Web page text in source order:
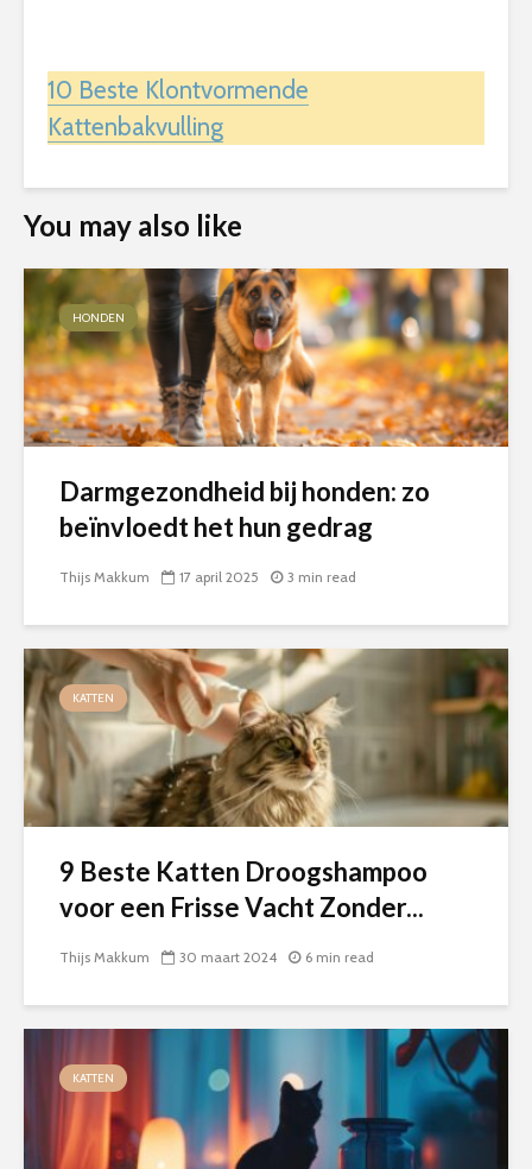
10 Beste Klontvormende
Kattenbakvulling
You may also like
HONDEN
Darmgezondheid bij honden: zo
beïnvloedt het hun gedrag
Thijs Makkum 17 april 2025 3 min read
KATTEN
9 Beste Katten Droogshampoo
voor een Frisse Vacht Zonder...
Thijs Makkum 30 maart 2024 6 min read
KATTEN